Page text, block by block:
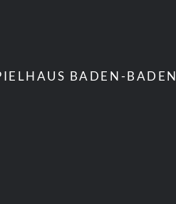
BADEN-BADEN